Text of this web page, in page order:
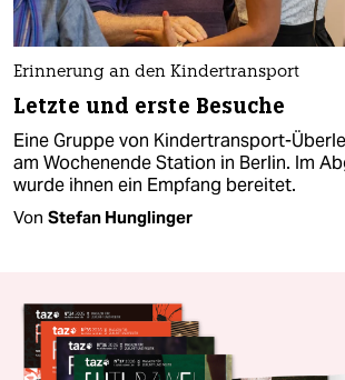
Erinnerung an den Kindertransport
Letzte und erste Besuche
Eine Gruppe von Kindertransport-
am Wochenende Station in Berlin. Im
wurde ihnen ein Empfang bereitet.
Von Stefan Hunglinger